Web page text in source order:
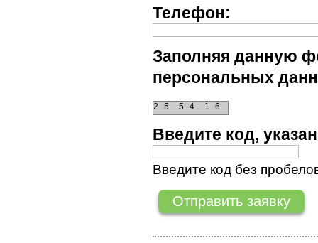
Телефон:
Заполняя данную
персональных
1 6
5 4
2 5
Введите код,
Введите код без